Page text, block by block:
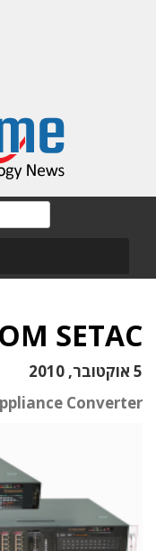
SETAC
5 אוקטובר, 2010
Converter